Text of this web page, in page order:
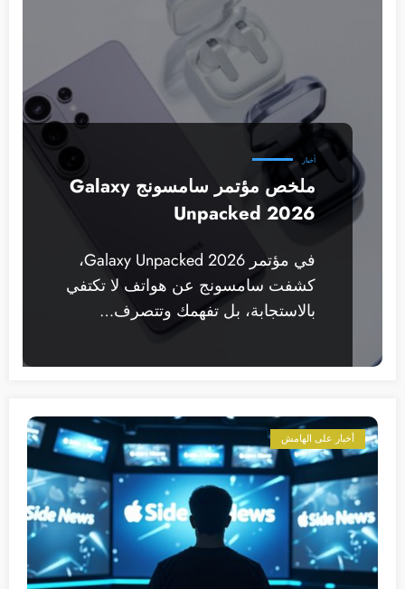
أخبار
ملخص مؤتمر سامسونج Galaxy
Unpacked 2026
في مؤتمر Galaxy Unpacked 2026،
كشفت سامسونج عن هواتف لا تكتفي
بالاستجابة، بل تفهمك وتتصرف…
أخبار على الهامش